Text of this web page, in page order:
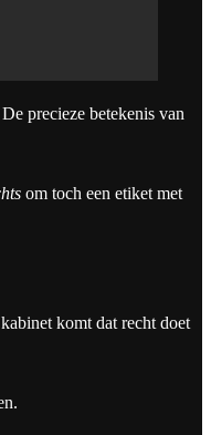
precieze betekenis van
om toch een etiket met
komt dat recht doet